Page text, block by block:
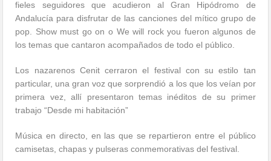
fieles seguidores que acudieron al Gran Hipódromo de
Andalucía para disfrutar de las canciones del mítico grupo de
pop. Show must go on o We will rock you fueron algunos de
los temas que cantaron acompañados de todo el público.
Los nazarenos Cenit cerraron el festival con su estilo tan
particular, una gran voz que sorprendió a los que los veían por
primera vez, allí presentaron temas inéditos de su primer
trabajo “Desde mi habitación”
Música en directo, en las que se repartieron entre el público
camisetas, chapas y pulseras conmemorativas del festival.